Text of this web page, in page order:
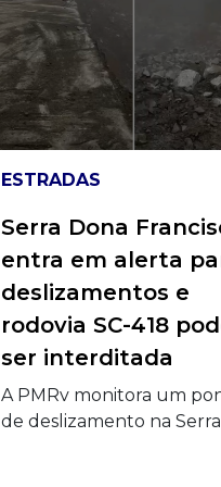
ACIDENTES
Motorista é
após saída de
colisão contra
na SC-355
Um homem de 58 anos foi
socorrido pelo Corpo...